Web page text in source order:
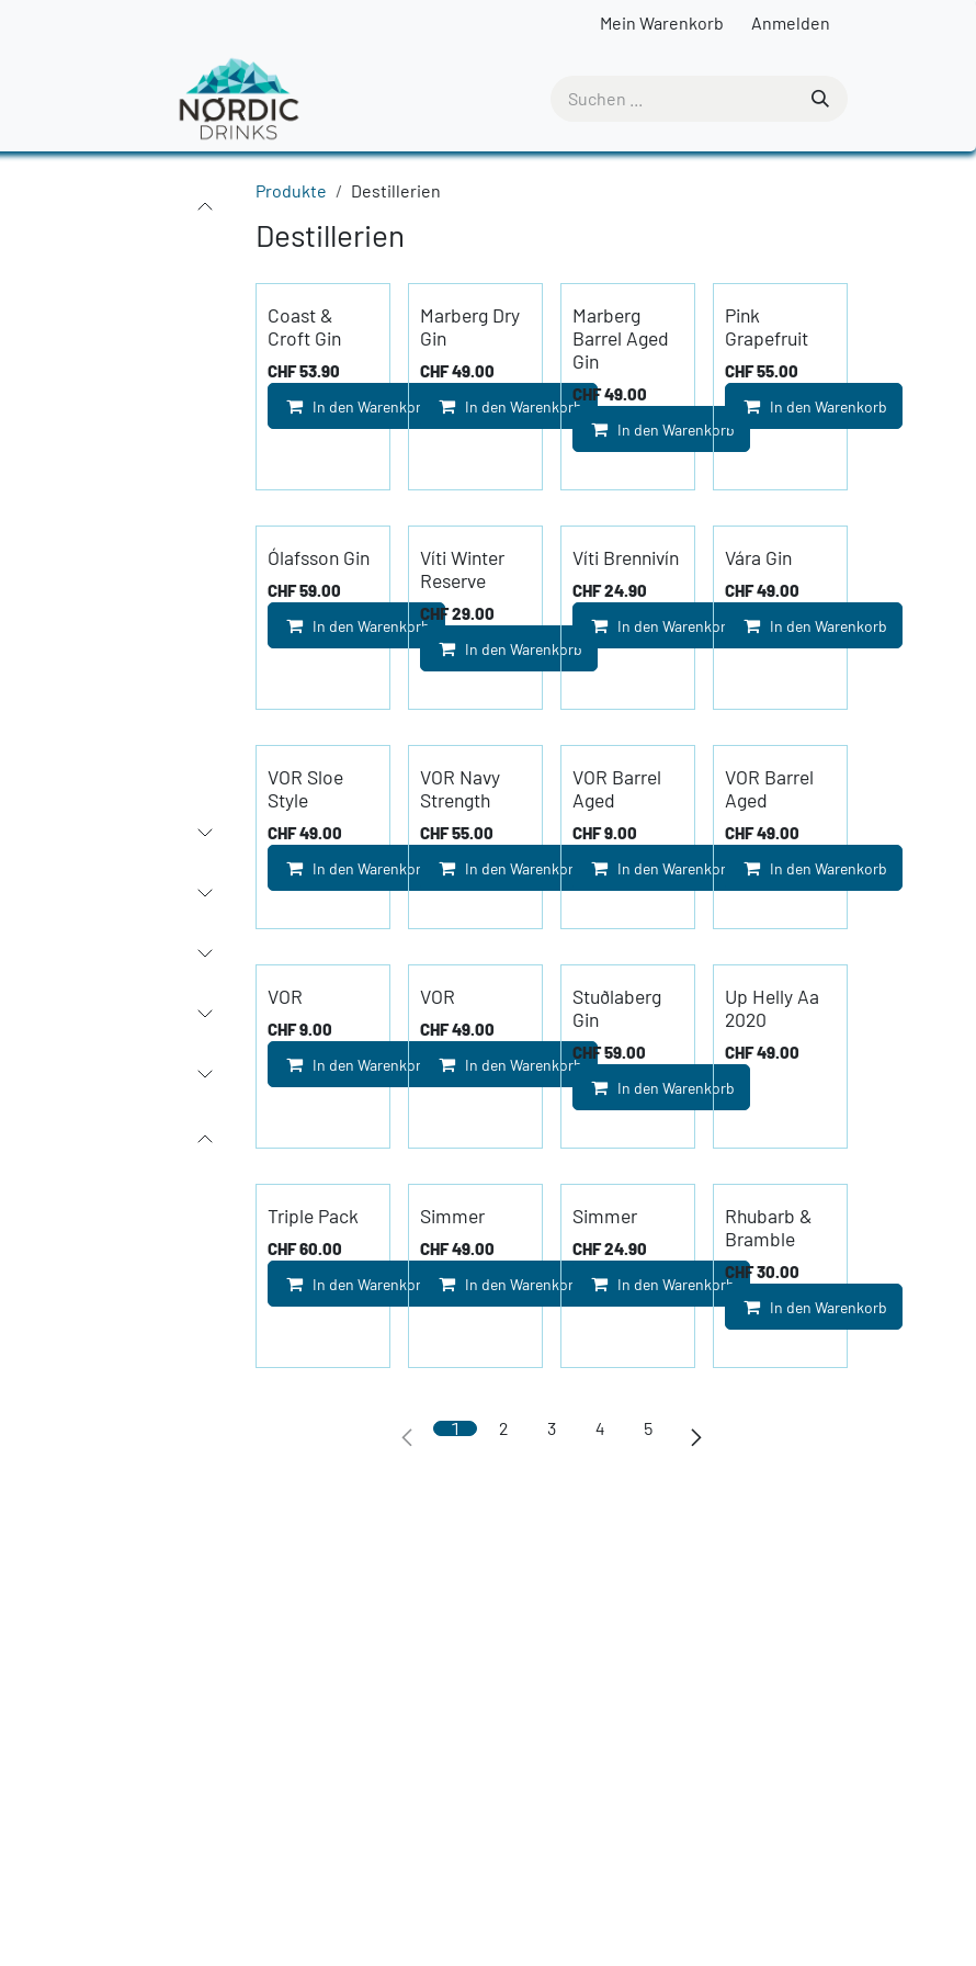
Mein Warenkorb Anmelden
Produkte Destillerien
Destillerien
Coast &
Croft Gin
CHF53.90
In den Warenkorb
Marberg Dry
Gin
CHF49.00
In den Warenkorb
Marberg
Barrel Aged
Gin
CHF49.00
In den Warenkorb
Pink
Grapefruit
CHF55.00
In den Warenkorb
Ólafsson Gin
CHF59.00
In den Warenkorb
Víti Winter
Reserve
CHF29.00
In den Warenkorb
Víti Brennivín
CHF24.90
In den Warenkorb
Vára Gin
CHF49.00
In den Warenkorb
VOR Sloe
Style
CHF49.00
In den Warenkorb
VOR Navy
Strength
CHF55.00
In den Warenkorb
VOR Barrel
Aged
CHF9.00
In den Warenkorb
VOR Barrel
Aged
CHF49.00
In den Warenkorb
VOR
CHF9.00
In den Warenkorb
VOR
CHF49.00
In den Warenkorb
Stuðlaberg
Gin
CHF59.00
In den Warenkorb
Up Helly Aa
2020
CHF49.00
Triple Pack
CHF60.00
In den Warenkorb
Simmer
CHF49.00
In den Warenkorb
Simmer
CHF24.90
In den Warenkorb
Rhubarb &
Bramble
CHF30.00
In den Warenkorb
1 2 3 4 5